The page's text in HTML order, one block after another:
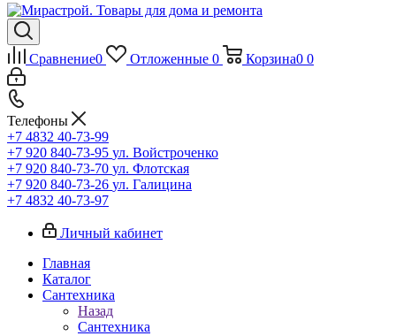
Сравнение0 Отложенные 0 Корзина0 0
Телефоны
+7 4832 40-73-99
+7 920 840-73-95 ул. Войстроченко
+7 920 840-73-70 ул. Флотская
+7 920 840-73-26 ул. Галицина
+7 4832 40-73-97
Личный кабинет
Главная
Каталог
Сантехника
Назад
Сантехника